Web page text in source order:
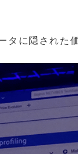
タに隠された